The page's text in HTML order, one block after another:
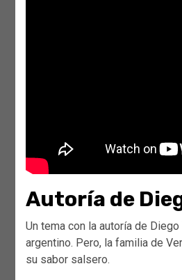
Autoría de
Un tema con la autoría de
argentino. Pero, la familia de
su sabor salsero.